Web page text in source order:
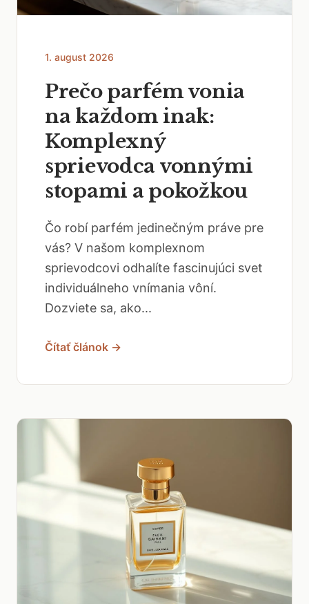
1. august 2026
Prečo parfém vonia
na každom inak:
Komplexný
sprievodca vonnými
stopami a pokožkou
Čo robí parfém jedinečným práve pre
vás? V našom komplexnom
sprievodcovi odhalíte fascinujúci svet
individuálneho vnímania vôní.
Dozviete sa, ako...
Čítať článok →